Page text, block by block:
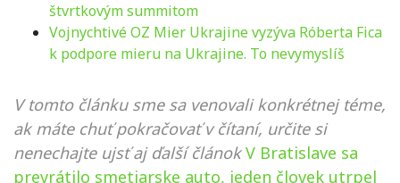
štvrtkovým summitom
Vojnychtivé OZ Mier Ukrajine vyzýva Róberta Fica
k podpore mieru na Ukrajine. To nevymyslíš
V tomto článku sme sa venovali konkrétnej téme,
ak máte chuť pokračovať v čítaní, určite si
nenechajte ujsť aj ďalší článok V Bratislave sa
prevrátilo smetiarske auto, jeden človek utrpel